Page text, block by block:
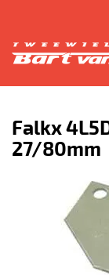
Falkx
27/80mm